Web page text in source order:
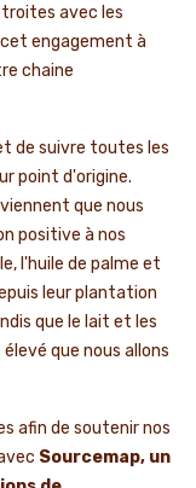
avec les
engagement à
chaine
de suivre toutes les
point d'origine.
que nous
positive à nos
l'huile de palme et
leur plantation
que le lait et les
que nous allons
afin de soutenir nos
Sourcemap, un